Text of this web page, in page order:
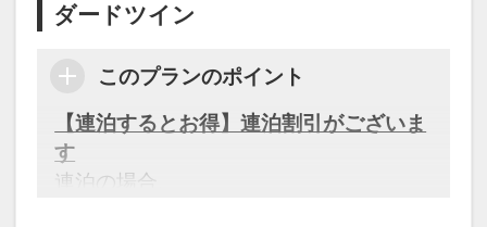
※旅行代金に含まれます。
ロックウッド・ホテル＆スパ
軽平野・日本海を一望できるリゾートホ
テル
ダードツイン
このプランのポイント
【連泊するとお得】連泊割引がございま
す
連泊の場合、